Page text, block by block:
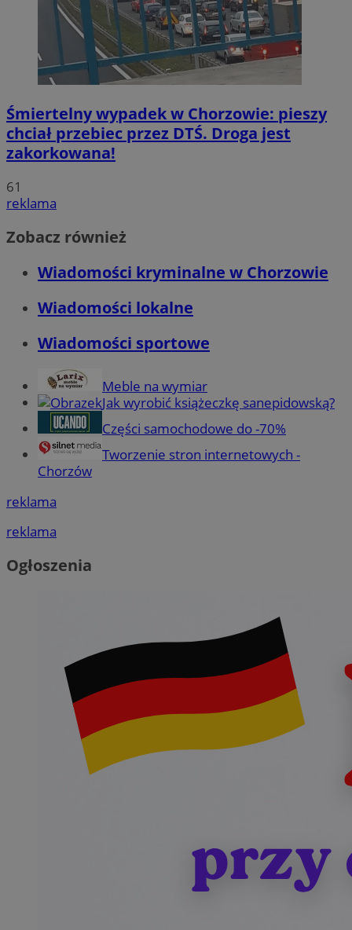
Śmiertelny wypadek w Chorzowie: pieszy
chciał przebiec przez DTŚ. Droga jest
zakorkowana!
61
reklama
Zobacz również
Wiadomości kryminalne w Chorzowie
Wiadomości lokalne
Wiadomości sportowe
Meble na wymiar
Jak wyrobić książeczkę sanepidowską?
Części samochodowe do -70%
Tworzenie stron internetowych -
Chorzów
reklama
reklama
Ogłoszenia